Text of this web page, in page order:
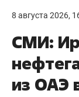
8 августа 2026,
СМИ:
из ОАЭ